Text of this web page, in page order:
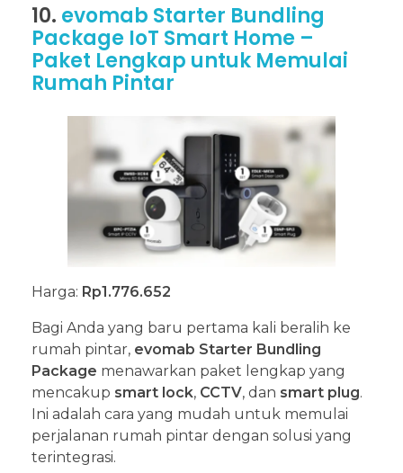
10. evomab Starter Bundling
Package IoT Smart Home –
Paket Lengkap untuk Memulai
Rumah Pintar
Harga: Rp1.776.652
Bagi Anda yang baru pertama kali beralih ke
rumah pintar, evomab Starter Bundling
Package menawarkan paket lengkap yang
mencakup smart lock, CCTV, dan smart plug.
Ini adalah cara yang mudah untuk memulai
perjalanan rumah pintar dengan solusi yang
terintegrasi.